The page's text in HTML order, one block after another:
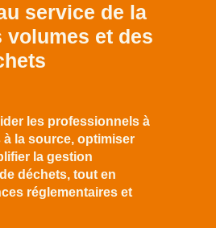
service de la
volumes et des
les professionnels à
la source, optimiser
la gestion
déchets, tout en
réglementaires et